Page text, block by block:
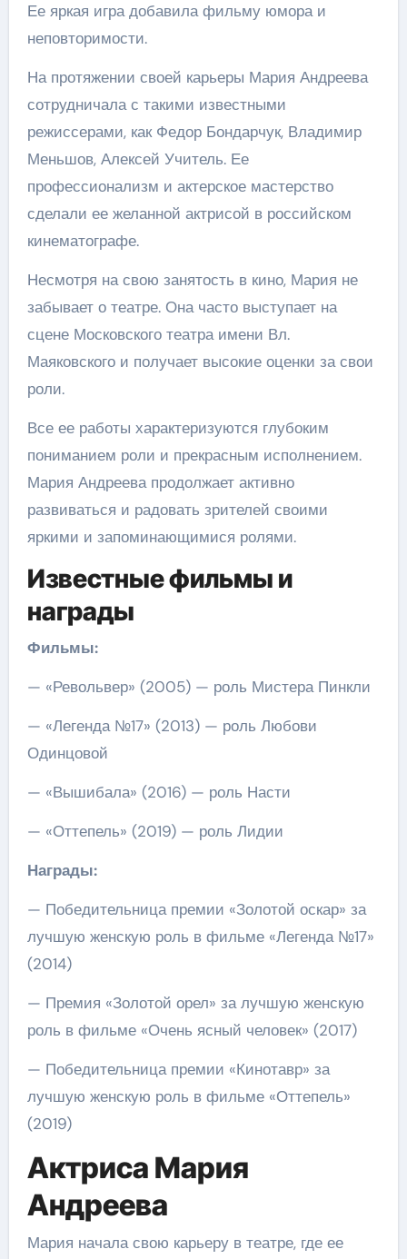
Ее яркая игра добавила фильму юмора и
неповторимости.
На протяжении своей карьеры Мария Андреева
сотрудничала с такими известными
режиссерами, как Федор Бондарчук, Владимир
Меньшов, Алексей Учитель. Ее
профессионализм и актерское мастерство
сделали ее желанной актрисой в российском
кинематографе.
Несмотря на свою занятость в кино, Мария не
забывает о театре. Она часто выступает на
сцене Московского театра имени Вл.
Маяковского и получает высокие оценки за свои
роли.
Все ее работы характеризуются глубоким
пониманием роли и прекрасным исполнением.
Мария Андреева продолжает активно
развиваться и радовать зрителей своими
яркими и запоминающимися ролями.
Известные фильмы и
награды
Фильмы:
— «Револьвер» (2005) — роль Мистера Пинкли
— «Легенда №17» (2013) — роль Любови
Одинцовой
— «Вышибала» (2016) — роль Насти
— «Оттепель» (2019) — роль Лидии
Награды:
— Победительница премии «Золотой оскар» за
лучшую женскую роль в фильме «Легенда №17»
(2014)
— Премия «Золотой орел» за лучшую женскую
роль в фильме «Очень ясный человек» (2017)
— Победительница премии «Кинотавр» за
лучшую женскую роль в фильме «Оттепель»
(2019)
Актриса Мария
Андреева
Мария начала свою карьеру в театре, где ее